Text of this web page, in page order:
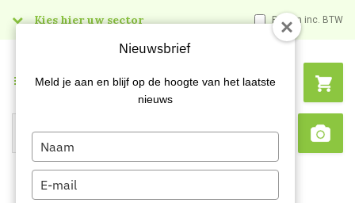
Kies hier uw sector Prijzen inc. BTW
Search
Menu
Nieuwsbrief
Meld je aan en blijf op de hoogte van het laatste
nieuws
Type
your
name
Type
your